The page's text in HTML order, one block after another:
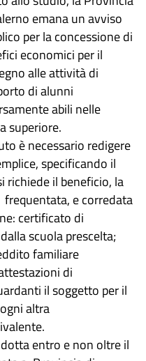
emana un avviso
per la concessione di
economici per il
alle attività di
di alunni
abili nelle
superiore.
è necessario redigere
specificando il
richiede il beneficio, la
e corredata
certificato di
scuola prescelta;
familiare
di
il soggetto per il
altra
entro e non oltre il